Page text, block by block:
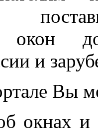
окон
и
Вы
окнах и